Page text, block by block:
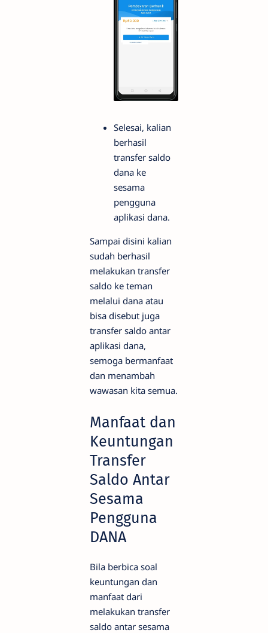
Selesai, kalian
berhasil
transfer saldo
dana ke
sesama
pengguna
aplikasi dana.
Sampai disini kalian
sudah berhasil
melakukan transfer
saldo ke teman
melalui dana atau
bisa disebut juga
transfer saldo antar
aplikasi dana,
semoga bermanfaat
dan menambah
wawasan kita semua.
Manfaat dan
Keuntungan
Transfer
Saldo Antar
Sesama
Pengguna
DANA
Bila berbica soal
keuntungan dan
manfaat dari
melakukan transfer
saldo antar sesama